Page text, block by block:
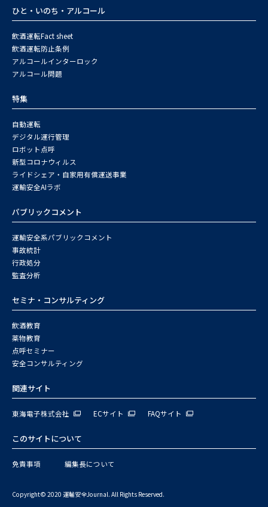
ひと・いのち・アルコール
飲酒運転Fact sheet
飲酒運転防止条例
アルコールインターロック
アルコール問題
特集
自動運転
デジタル運行管理
ロボット点呼
新型コロナウィルス
ライドシェア・自家用有償運送事業
運輸安全AIラボ
パブリックコメント
運輸安全系パブリックコメント
事故統計
行政処分
監査分析
セミナ・コンサルティング
飲酒教育
薬物教育
点呼セミナー
安全コンサルティング
関連サイト
東海電子株式会社 ECサイト FAQサイト
このサイトについて
免責事項 編集長について
Copyright© 2020 運輸安全Journal. All Rights Reserved.